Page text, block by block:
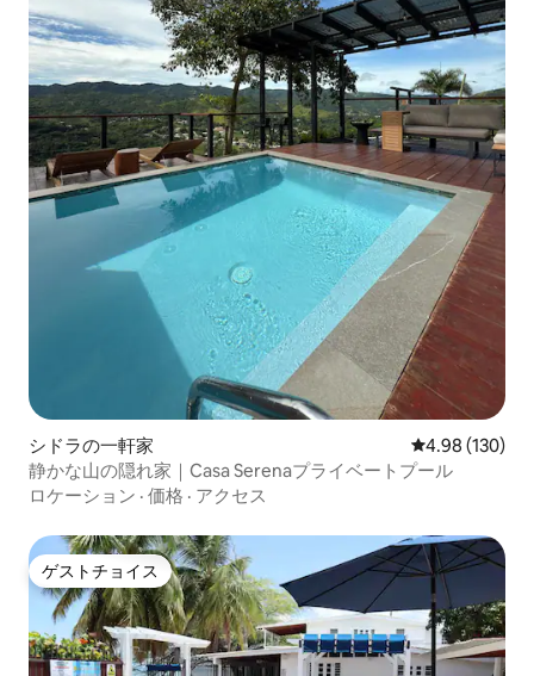
シドラの一軒家 レビュー130
4.98 (130)
静かな山の隠れ家｜Casa Serenaプライベートプール
ロケーション · 価格 · アクセス
ゲストチョイス
ゲストチョイス